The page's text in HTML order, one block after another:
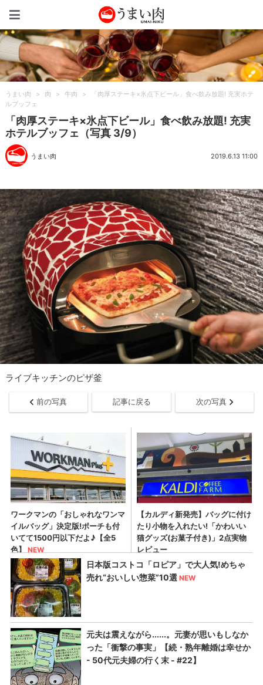
うまい肉 > 肉 > 牛肉 >
「肉厚ステーキ×氷点下ビール」食べ飲み放題! 充実ホテ
ルブッフェ
「肉厚ステーキ×氷点下ビール」食べ飲み放題! 充実
ホテルブッフェ（写真 3/9）
うまい肉 2019.6.13 11:00
ライブキッチンのピザ釜
前の写真 記事に戻る 次の写真